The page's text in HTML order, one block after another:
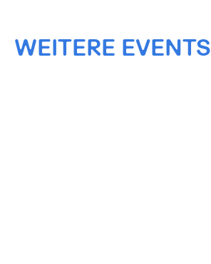
WEITERE EVENTS